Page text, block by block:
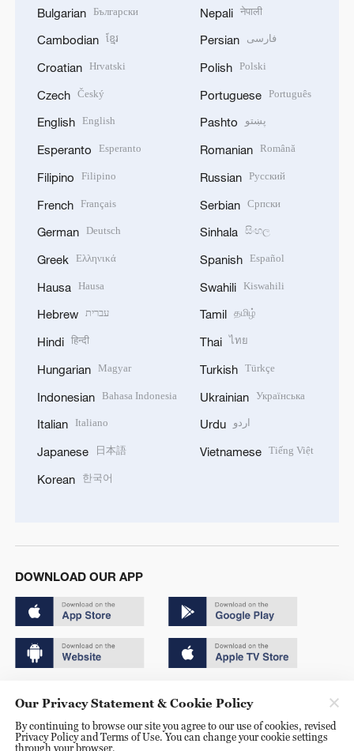
Bulgarian Български
Cambodian ខ្មែរ
Croatian Hrvatski
Czech Český
English English
Esperanto Esperanto
Filipino Filipino
French Français
German Deutsch
Greek Ελληνικά
Hausa Hausa
Hebrew עברית
Hindi हिन्दी
Hungarian Magyar
Indonesian Bahasa Indonesia
Italian Italiano
Japanese 日本語
Korean 한국어
Nepali नेपाली
Persian فارسی
Polish Polski
Portuguese Português
Pashto پښتو
Romanian Română
Russian Русский
Serbian Српски
Sinhala සිංහල
Spanish Español
Swahili Kiswahili
Tamil தமிழ்
Thai ไทย
Turkish Türkçe
Ukrainian Українська
Urdu اردو
Vietnamese Tiếng Việt
DOWNLOAD OUR APP
京ICP备20000184号
京公网安备 11010502050052号
Our Privacy Statement & Cookie Policy
By continuing to browse our site you agree to our use of cookies, revised
Privacy Policy and Terms of Use. You can change your cookie settings
through your browser.